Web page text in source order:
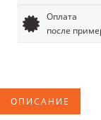
Оплата
после
ОПИСАНИЕ